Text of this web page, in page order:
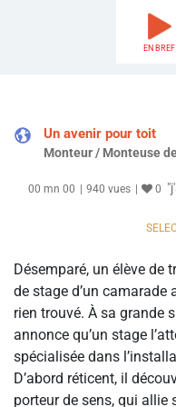
EN BREF
Un avenir pour toit
Monteur / Monteuse
00 mn 00 940 vues 0
Désemparé, un élève de
de stage d’un camarade
rien trouvé. À sa grande
annonce qu’un stage
spécialisée dans
D’abord réticent, il
porteur de sens, qui allie